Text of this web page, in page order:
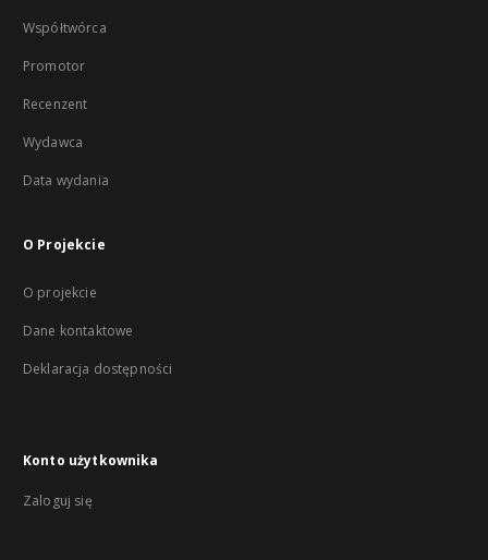
Współtwórca
Promotor
Recenzent
Wydawca
Data wydania
O Projekcie
O projekcie
Dane kontaktowe
Deklaracja dostępności
Konto użytkownika
Zaloguj się